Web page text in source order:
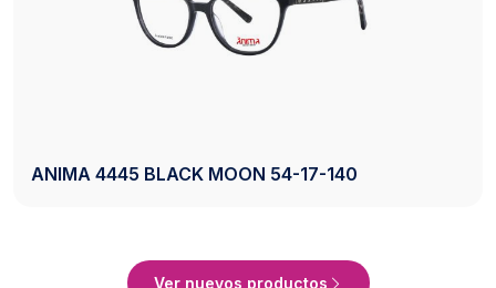
AXESS 2742 BLACK 50-20-140
Ver nuevos productos